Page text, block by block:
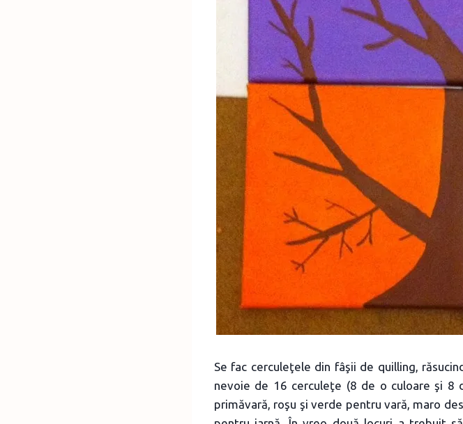
Se fac cerculeţele din fâşii de quilling,
nevoie de 16 cerculeţe (8 de o culoare şi
primăvară, roşu şi verde pentru vară, maro